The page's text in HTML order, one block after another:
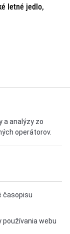
letné jedlo,
a analýzy zo
operátorov.
časopisu
používania webu